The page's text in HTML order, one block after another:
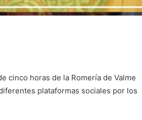
cinco horas de la Romería de Valme
plataformas sociales por los